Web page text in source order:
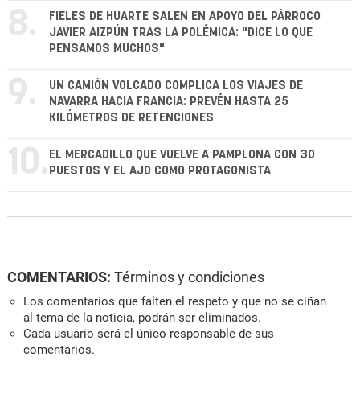
8.
FIELES DE HUARTE SALEN EN APOYO DEL PÁRROCO
JAVIER AIZPÚN TRAS LA POLÉMICA: "DICE LO QUE
PENSAMOS MUCHOS"
9.
UN CAMIÓN VOLCADO COMPLICA LOS VIAJES DE
NAVARRA HACIA FRANCIA: PREVÉN HASTA 25
KILÓMETROS DE RETENCIONES
10. EL MERCADILLO QUE VUELVE A PAMPLONA CON 30
PUESTOS Y EL AJO COMO PROTAGONISTA
COMENTARIOS: Términos y condiciones
Los comentarios que falten el respeto y que no se ciñan
al tema de la noticia, podrán ser eliminados.
Cada usuario será el único responsable de sus
comentarios.